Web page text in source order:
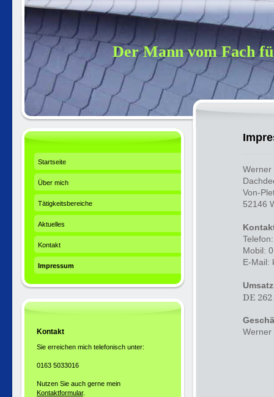
Der Mann vom Fach
Werner
Von-
52146
Mobil:
E-Mail:
DE
Werner
Startseite
Über mich
Tätigkeitsbereiche
Aktuelles
Kontakt
Impressum
Kontakt
Sie erreichen mich telefonisch unter:
0163 5033016
Nutzen Sie auch gerne mein
Kontaktformular.